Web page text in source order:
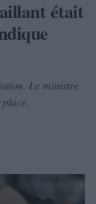
était
Le ministre